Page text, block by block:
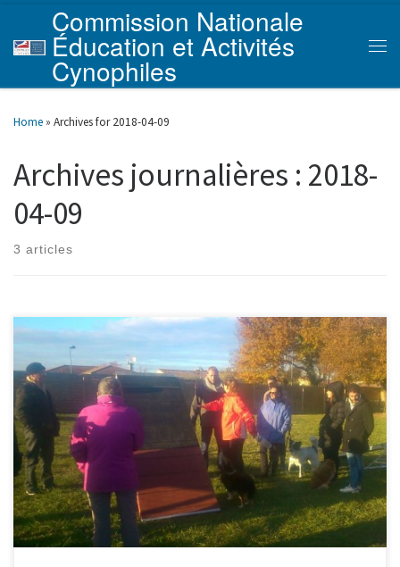
Skip to content
Commission Nationale
Éducation et Activités
Cynophiles
Home » Archives for 2018-04-09
Archives journalières : 2018-
04-09
3 articles